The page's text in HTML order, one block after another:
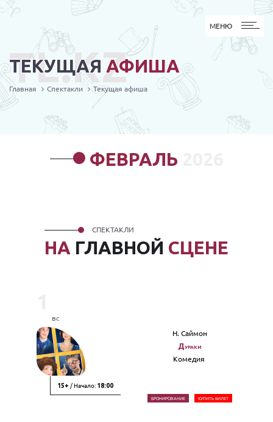
МЕНЮ
МЕНЮ
ТЕКУЩАЯ АФИША
TL.KZ
Главная Спектакли Текущая афиша
ФЕВРАЛЬ
НА ГЛАВНОЙ СЦЕНЕ
СПЕКТАКЛИ
вс
15+ / Начало: 18:00
Н. Саймон
Дураки
Комедия
БРОНИРОВАНИЕ КУПИТЬ БИЛЕТ